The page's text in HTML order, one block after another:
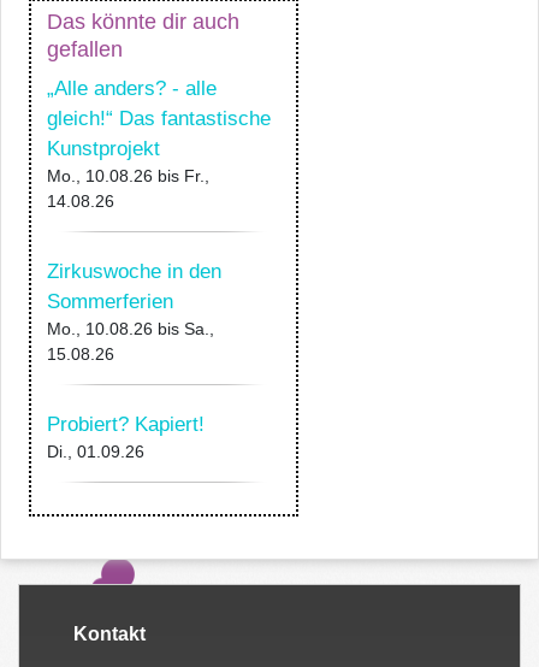
Das könnte dir auch
gefallen
„Alle anders? - alle
gleich!“ Das fantastische
Kunstprojekt
Mo., 10.08.26 bis Fr.,
14.08.26
Zirkuswoche in den
Sommerferien
Mo., 10.08.26 bis Sa.,
15.08.26
Probiert? Kapiert!
Di., 01.09.26
Kontakt